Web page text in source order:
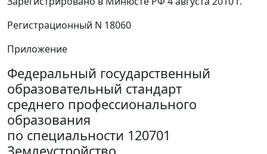
Регистрационный N 18060
Приложение
Федеральный государственный
образовательный стандарт
среднего профессионального
образования
по специальности 120701